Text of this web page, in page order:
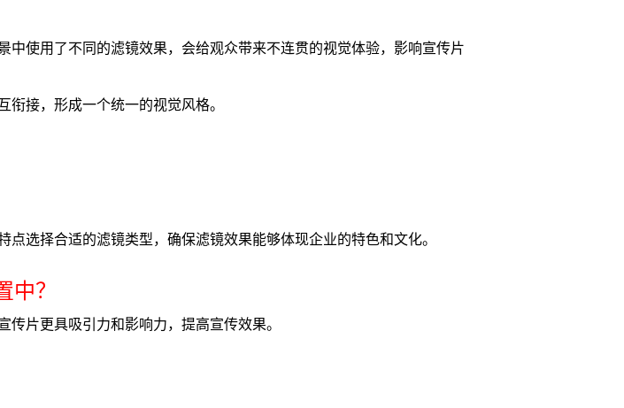
使用了不同的滤镜效果，会给观众带来不连贯的视觉体验，影响宣传片
衔接，形成一个统一的视觉风格。
选择合适的滤镜类型，确保滤镜效果能够体现企业的特色和文化。
？
片更具吸引力和影响力，提高宣传效果。